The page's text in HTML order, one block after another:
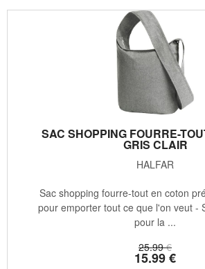
SAC SHOPPING FOURRE-
GRIS CLAIR
HALFAR
25.99 €
15.99€
Sac shopping fourre-tout en coton
pour emporter tout ce que l'on veut -
pour la ...